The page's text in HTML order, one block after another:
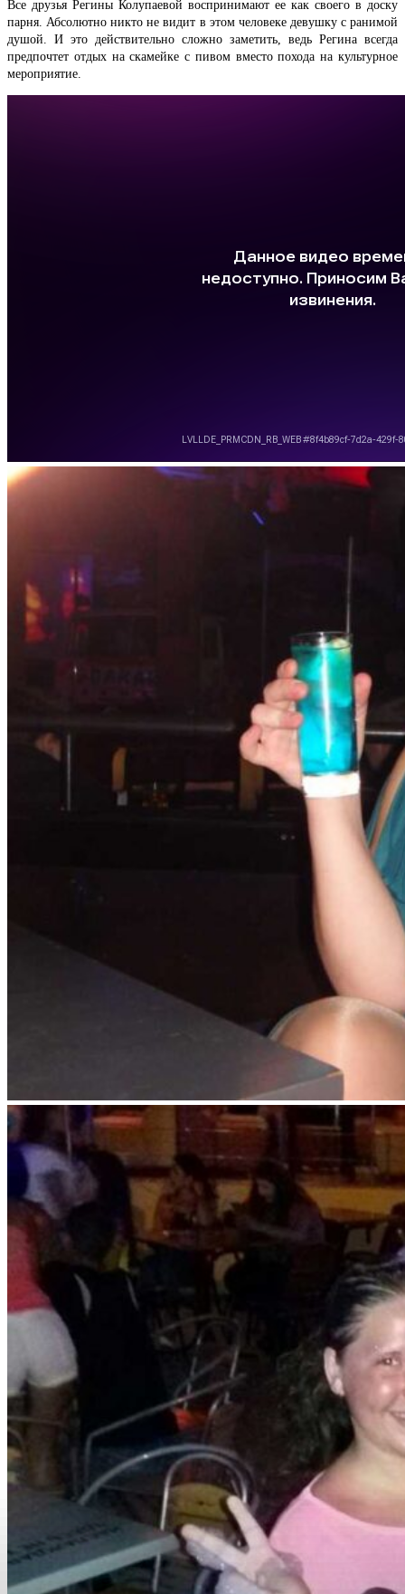
Все друзья Регины Колупаевой воспринимают ее как своего в доску
парня. Абсолютно никто не видит в этом человеке девушку с ранимой
душой. И это действительно сложно заметить, ведь Регина всегда
предпочтет отдых на скамейке с пивом вместо похода на культурное
мероприятие.